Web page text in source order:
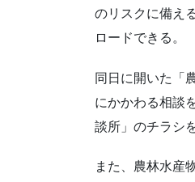
のリスクに備え
ロードできる。
同日に開いた「
にかかわる相談
談所」のチラシ
また、農林水産